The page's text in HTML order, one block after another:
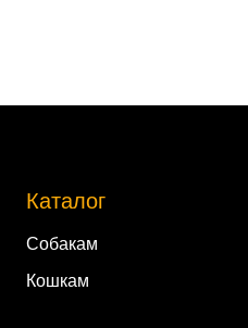
Каталог
Собакам
Кошкам